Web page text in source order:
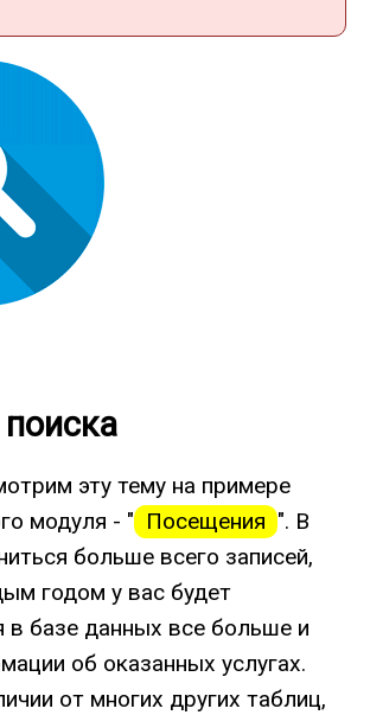
эту тему на примере
модуля - " Посещения ". В
больше всего записей,
годом у вас будет
в базе данных все больше и
об оказанных услугах.
от многих других таблиц,